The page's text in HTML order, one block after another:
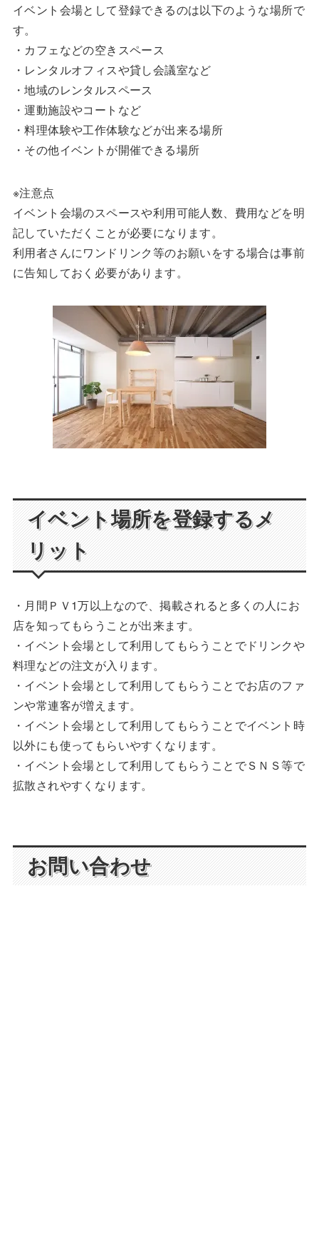
イベント会場として登録できるのは以下のような場所で
す。
・カフェなどの空きスペース
・レンタルオフィスや貸し会議室など
・地域のレンタルスペース
・運動施設やコートなど
・料理体験や工作体験などが出来る場所
・その他イベントが開催できる場所
※注意点
イベント会場のスペースや利用可能人数、費用などを明
記していただくことが必要になります。
利用者さんにワンドリンク等のお願いをする場合は事前
に告知しておく必要があります。
イベント場所を登録するメ
リット
・月間ＰＶ1万以上なので、掲載されると多くの人にお
店を知ってもらうことが出来ます。
・イベント会場として利用してもらうことでドリンクや
料理などの注文が入ります。
・イベント会場として利用してもらうことでお店のファ
ンや常連客が増えます。
・イベント会場として利用してもらうことでイベント時
以外にも使ってもらいやすくなります。
・イベント会場として利用してもらうことでＳＮＳ等で
拡散されやすくなります。
お問い合わせ